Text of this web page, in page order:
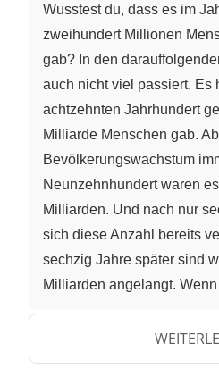
Wusstest du, dass es im
zweihundert Millionen
gab? In den
auch nicht viel passiert. Es
achtzehnten Jahrhundert
Milliarde Menschen gab.
Bevölkerungswachstum
Neunzehnhundert waren
Milliarden. Und nach nur
sich diese Anzahl bereits
sechzig Jahre später sind
Milliarden angelangt.
sich dieses schnelle
„Exponentialfunktionen“